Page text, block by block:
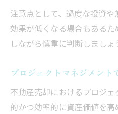
注意点として、過度な投資
効果が低くなる場合もある
しながら慎重に判断しましょ
プロジェクトマネジメント
不動産売却におけるプロジ
的かつ効率的に資産価値を